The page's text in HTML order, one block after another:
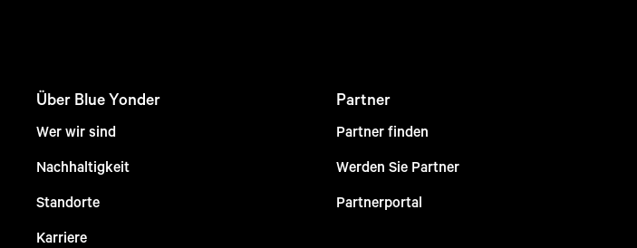
Über Blue Yonder
Wer wir sind
Nachhaltigkeit
Standorte
Karriere
Partner
Partner finden
Werden Sie Partner
Partnerportal